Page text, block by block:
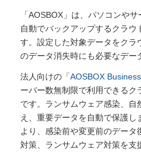
「AOSBOX」は、パソコンや
自動でバックアップするクラ
す。設定した対象データをクラ
のデータ消失時にも必要なデー
法人向けの「AOSBOX
ーバー数無制限で利用できるク
です。ランサムウェア感染、自
え、重要データを自動で保護し
より、感染前や変更前のデー
対策、ランサムウェア対策を支